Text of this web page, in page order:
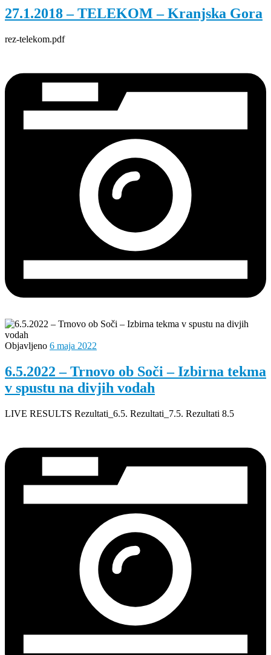
27.1.2018 – TELEKOM – Kranjska Gora
rez-telekom.pdf
Objavljeno 6 maja 2022
6.5.2022 – Trnovo ob Soči – Izbirna tekma
v spustu na divjih vodah
LIVE RESULTS Rezultati_6.5. Rezultati_7.5. Rezultati 8.5